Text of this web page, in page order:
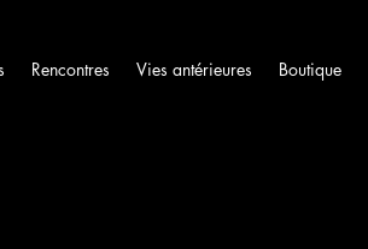
Rencontres Vies antérieures Boutique